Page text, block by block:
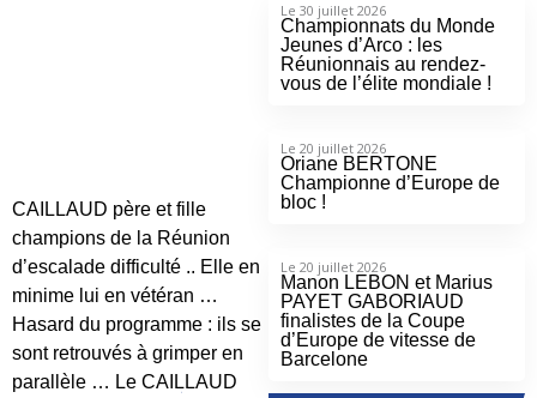
CAILLAUD père et fille
champions de la Réunion
d’escalade difficulté .. Elle en
minime lui en vétéran …
Hasard du programme : ils se
sont retrouvés à grimper en
parallèle … Le CAILLAUD
Le 30 juillet 2026
Championnats du Monde
Jeunes d’Arco : les
Réunionnais au rendez-
vous de l’élite mondiale !
Le 20 juillet 2026
Oriane BERTONE
Championne d’Europe de
bloc !
Le 20 juillet 2026
Manon LEBON et Marius
PAYET GABORIAUD
finalistes de la Coupe
d’Europe de vitesse de
Barcelone